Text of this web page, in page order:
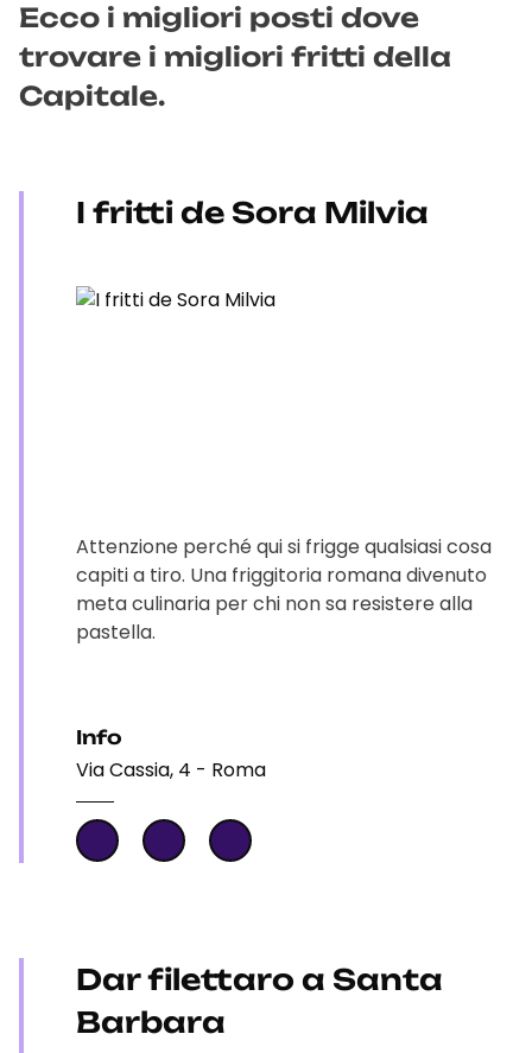
Ecco i migliori posti dove
trovare i migliori fritti della
Capitale.
I fritti de Sora Milvia
Attenzione perché qui si frigge qualsiasi cosa
capiti a tiro. Una friggitoria romana divenuto
meta culinaria per chi non sa resistere alla
pastella.
Info
Via Cassia, 4 - Roma
Dar filettaro a Santa
Barbara